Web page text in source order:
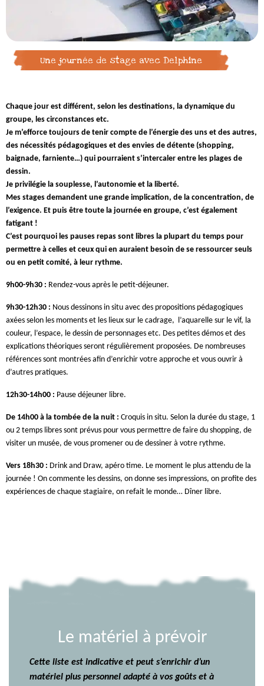
Une journée de stage avec Delphine
Chaque jour est différent, selon les destinations, la dynamique du
groupe, les circonstances etc.
Je m’efforce toujours de tenir compte de l’énergie des uns et des autres,
des nécessités pédagogiques et des envies de détente (shopping,
baignade, farniente…) qui pourraient s’intercaler entre les plages de
dessin.
Je privilégie la souplesse, l’autonomie et la liberté.
Mes stages demandent une grande implication, de la concentration, de
l’exigence. Et puis être toute la journée en groupe, c’est également
fatigant !
C’est pourquoi les pauses repas sont libres la plupart du temps pour
permettre à celles et ceux qui en auraient besoin de se ressourcer seuls
ou en petit comité, à leur rythme.
9h00-9h30 : Rendez-vous après le petit-déjeuner.
9h30-12h30 : Nous dessinons in situ avec des propositions pédagogiques
axées selon les moments et les lieux sur le cadrage, l’aquarelle sur le vif, la
couleur, l’espace, le dessin de personnages etc. Des petites démos et des
explications théoriques seront régulièrement proposées. De nombreuses
références sont montrées afin d’enrichir votre approche et vous ouvrir à
d’autres pratiques.
12h30-14h00 : Pause déjeuner libre.
De 14h00 à la tombée de la nuit : Croquis in situ. Selon la durée du stage, 1
ou 2 temps libres sont prévus pour vous permettre de faire du shopping, de
visiter un musée, de vous promener ou de dessiner à votre rythme.
Vers 18h30 : Drink and Draw, apéro time. Le moment le plus attendu de la
journée ! On commente les dessins, on donne ses impressions, on profite des
expériences de chaque stagiaire, on refait le monde… Dîner libre.
Le matériel à prévoir
Cette liste est indicative et peut s’enrichir d’un
matériel plus personnel adapté à vos goûts et à